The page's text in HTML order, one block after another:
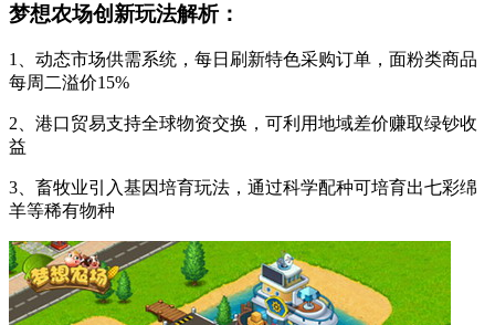
梦想农场创新玩法解析：
1、动态市场供需系统，每日刷新特色采购订单，面粉类商品
每周二溢价15%
2、港口贸易支持全球物资交换，可利用地域差价赚取绿钞收
益
3、畜牧业引入基因培育玩法，通过科学配种可培育出七彩绵
羊等稀有物种